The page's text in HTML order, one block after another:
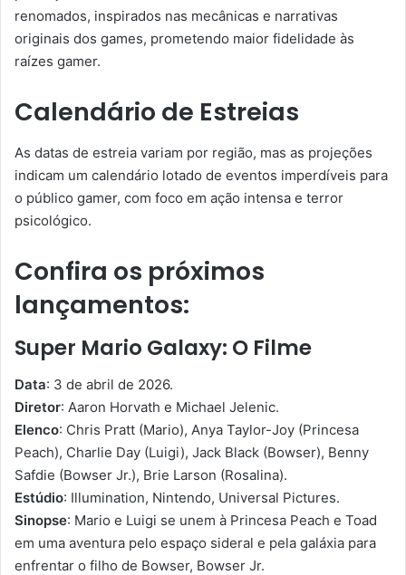
renomados, inspirados nas mecânicas e narrativas
originais dos games, prometendo maior fidelidade às
raízes gamer.
Calendário de Estreias
As datas de estreia variam por região, mas as projeções
indicam um calendário lotado de eventos imperdíveis para
o público gamer, com foco em ação intensa e terror
psicológico.
Confira os próximos
lançamentos:
Super Mario Galaxy: O Filme
Data: 3 de abril de 2026.
Diretor: Aaron Horvath e Michael Jelenic.
Elenco: Chris Pratt (Mario), Anya Taylor-Joy (Princesa
Peach), Charlie Day (Luigi), Jack Black (Bowser), Benny
Safdie (Bowser Jr.), Brie Larson (Rosalina).
Estúdio: Illumination, Nintendo, Universal Pictures.
Sinopse: Mario e Luigi se unem à Princesa Peach e Toad
em uma aventura pelo espaço sideral e pela galáxia para
enfrentar o filho de Bowser, Bowser Jr.